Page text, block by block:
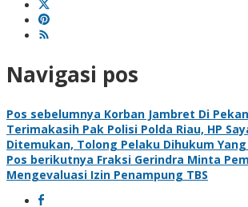
Navigasi pos
Pos sebelumnya Korban Jambret Di
Terimakasih Pak Polisi Polda Riau, HP
Ditemukan, Tolong Pelaku Dihukum
Pos berikutnya Fraksi Gerindra Minta
Mengevaluasi Izin Penampung TBS